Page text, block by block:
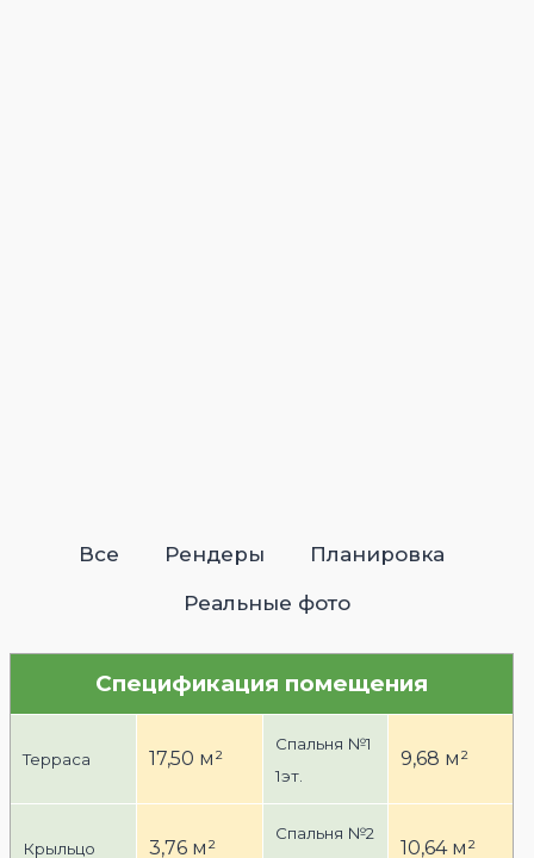
Все Рендеры Планировка
Реальные фото
4136_abramovit
4137_abramovit
4138_abramovit
4139_abramovit
4140_abramovit
4144_abramovit
4145_abramovit
4148_abramovit
4149_abramovit
4150_abramovit
4151_abramovit
4155_abramovit
4157_abramovit
4163_abramovit
4167_abramovit
Спецификация помещения
Терраса 17,50 м²
Спальня №1
1эт.
9,68 м²
Крыльцо 3,76 м²
Спальня №2
10,64 м²